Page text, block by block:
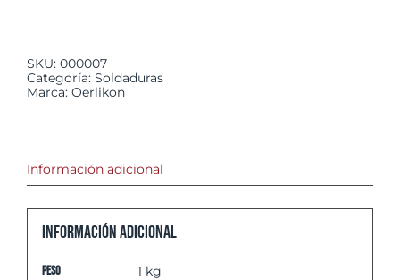
SKU: 000007
Categoría: Soldaduras
Marca: Oerlikon
Información adicional
Información adicional
Peso 1 kg